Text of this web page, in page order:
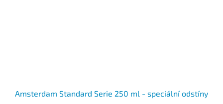
Amsterdam Standard Serie 250 ml - speciální odstíny